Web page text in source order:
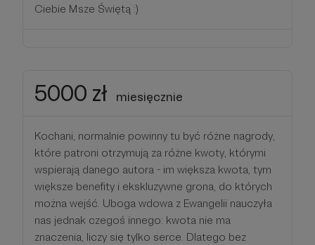
Ciebie Msze Świętą :)
5000 zł miesięcznie
Kochani, normalnie powinny tu być różne nagrody,
które patroni otrzymują za różne kwoty, którymi
wspierają danego autora - im większa kwota, tym
większe benefity i ekskluzywne grona, do których
można wejść. Uboga wdowa z Ewangelii nauczyła
nas jednak czegoś innego: kwota nie ma
znaczenia, liczy się tylko serce. Dlatego bez